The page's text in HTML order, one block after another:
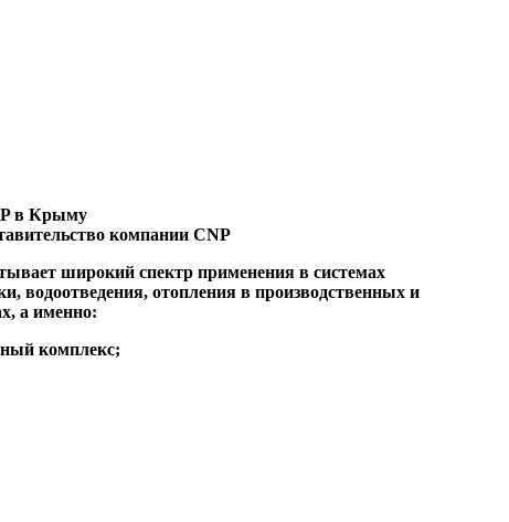
в Крыму
компании CNP
широкий спектр применения в системах
водоотведения, отопления в производственных и
а именно:
комплекс;